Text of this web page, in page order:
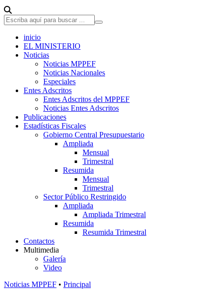
inicio
EL MINISTERIO
Noticias
Noticias MPPEF
Noticias Nacionales
Especiales
Entes Adscritos
Entes Adscritos del MPPEF
Noticias Entes Adscritos
Publicaciones
Estadísticas Fiscales
Gobierno Central Presupuestario
Ampliada
Mensual
Trimestral
Resumida
Mensual
Trimestral
Sector Público Restringido
Ampliada
Ampliada Trimestral
Resumida
Resumida Trimestral
Contactos
Multimedia
Galería
Video
Noticias MPPEF • Principal